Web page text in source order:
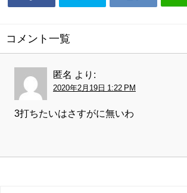
コメント一覧
匿名 より:
2020年2月19日 1:22 PM
3打ちたいはさすがに無いわ